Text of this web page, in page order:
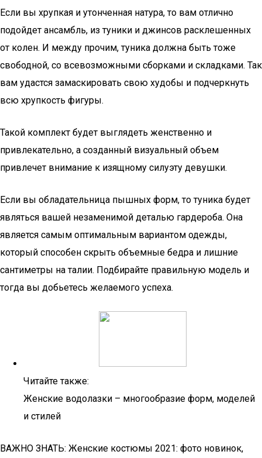
Если вы хрупкая и утонченная натура, то вам отлично
подойдет ансамбль, из туники и джинсов расклешенных
от колен. И между прочим, туника должна быть тоже
свободной, со всевозможными сборками и складками. Так
вам удастся замаскировать свою худобы и подчеркнуть
всю хрупкость фигуры.
Такой комплект будет выглядеть женственно и
привлекательно, а созданный визуальный объем
привлечет внимание к изящному силуэту девушки.
Если вы обладательница пышных форм, то туника будет
являться вашей незаменимой деталью гардероба. Она
является самым оптимальным вариантом одежды,
который способен скрыть объемные бедра и лишние
сантиметры на талии. Подбирайте правильную модель и
тогда вы добьетесь желаемого успеха.
Читайте также:
Женские водолазки – многообразие форм, моделей
и стилей
ВАЖНО ЗНАТЬ: Женские костюмы 2021: фото новинок,